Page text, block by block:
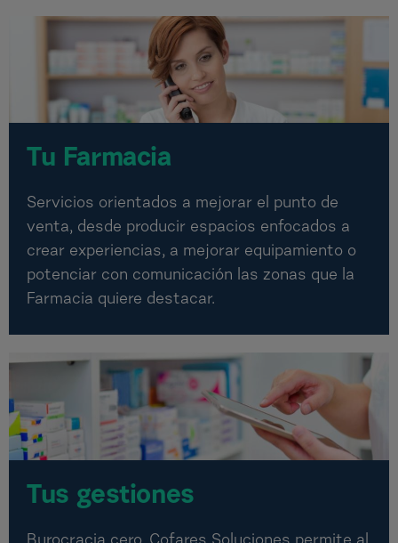
Tu Farmacia
Servicios orientados a mejorar el punto de
venta, desde producir espacios enfocados a
crear experiencias, a mejorar equipamiento o
potenciar con comunicación las zonas que la
Farmacia quiere destacar.
Tus gestiones